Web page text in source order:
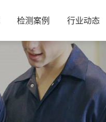
检测案例 行业动态